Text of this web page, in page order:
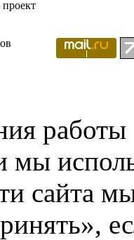
работы
мы
сайта